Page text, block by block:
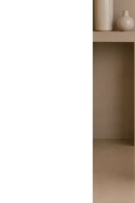
hvězdiček.